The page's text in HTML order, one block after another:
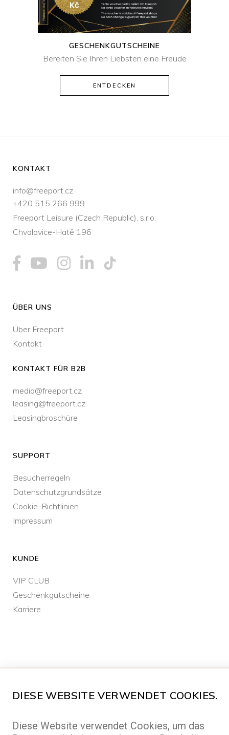
GESCHENKGUTSCHEINE
Bereiten Sie Ihren Liebsten eine Freude
ENTDECKEN
KONTAKT
info@freeport.cz
+420 515 266 999
Freeport Leisure (Czech Republic), s.r.o.
Chvalovice-Hatě 196
ÜBER UNS
Über Freeport
Kontakt
KONTAKT FÜR B2B
media@freeport.cz
leasing@freeport.cz
Leasingbroschüre
SUPPORT
Besucherregeln
Datenschutzgrundsätze
Cookie-Richtlinien
Impressum
KUNDE
VIP CLUB
Geschenkgutscheine
Karriere
MADE BYABLE.CZ
DIESE WEBSITE VERWENDET COOKIES.
Diese Website verwendet Cookies, um das